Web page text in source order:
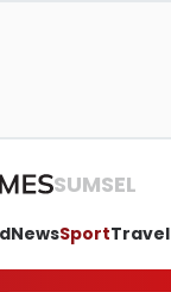
SUMSEL
NewsSportTravel